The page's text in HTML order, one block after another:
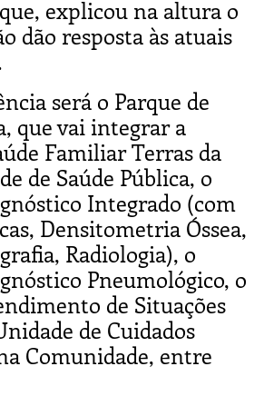
explicou na altura o
dão resposta às atuais
será o Parque de
que vai integrar a
Familiar Terras da
de Saúde Pública, o
Integrado (com
Densitometria Óssea,
Radiologia), o
Pneumológico, o
de Situações
de Cuidados
Comunidade, entre